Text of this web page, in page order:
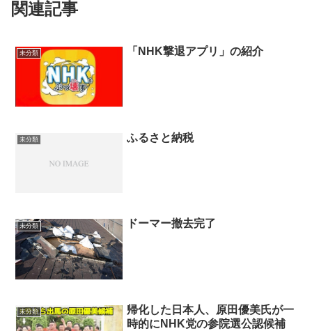
関連記事
未分類 「NHK撃退アプリ」の紹介
未分類 ふるさと納税
未分類 ドーマー撤去完了
未分類
帰化した日本人、原田優美氏が一
時的にNHK党の参院選公認候補